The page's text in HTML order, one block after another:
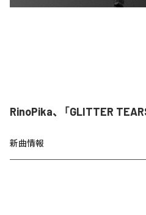
RinoPika、「GLITTER
新曲情報